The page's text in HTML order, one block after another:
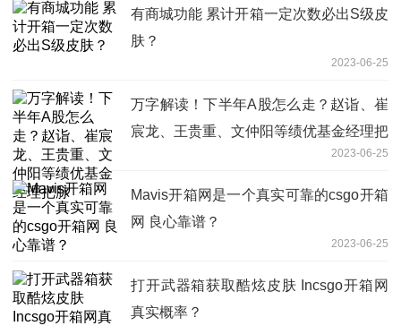
有商城功能 累计开箱一定次数必出S级皮
肤？
2023-06-25
万字解读！下半年A股怎么走？赵诣、崔
宸龙、王贵重、文仲阳等绩优基金经理把
2023-06-25
Mavis开箱网是一个真实可靠的csgo开箱
网 良心靠谱？
2023-06-25
打开武器箱获取酷炫皮肤 Incsgo开箱网
真实概率？